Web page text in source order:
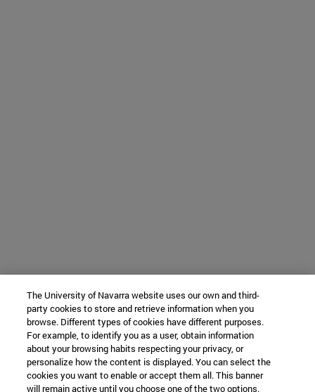
The University of Navarra website uses our own and third-
party cookies to store and retrieve information when you
browse. Different types of cookies have different purposes.
For example, to identify you as a user, obtain information
about your browsing habits respecting your privacy, or
personalize how the content is displayed. You can select the
cookies you want to enable or accept them all. This banner
will remain active until you choose one of the two options.